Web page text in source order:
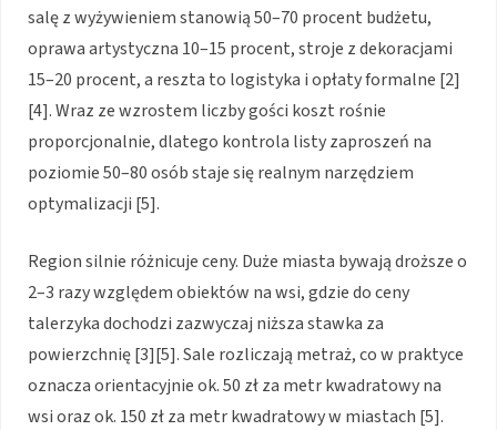
salę z wyżywieniem stanowią 50–70 procent budżetu,
oprawa artystyczna 10–15 procent, stroje z dekoracjami
15–20 procent, a reszta to logistyka i opłaty formalne [2]
[4]. Wraz ze wzrostem liczby gości koszt rośnie
proporcjonalnie, dlatego kontrola listy zaproszeń na
poziomie 50–80 osób staje się realnym narzędziem
optymalizacji [5].
Region silnie różnicuje ceny. Duże miasta bywają droższe o
2–3 razy względem obiektów na wsi, gdzie do ceny
talerzyka dochodzi zazwyczaj niższa stawka za
powierzchnię [3][5]. Sale rozliczają metraż, co w praktyce
oznacza orientacyjnie ok. 50 zł za metr kwadratowy na
wsi oraz ok. 150 zł za metr kwadratowy w miastach [5].